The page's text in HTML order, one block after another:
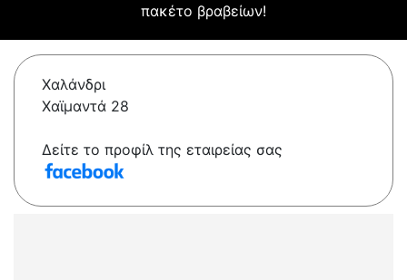
πακέτο βραβείων!
Χαλάνδρι
Χαϊμαντά 28
Δείτε το προφίλ της εταιρείας σας